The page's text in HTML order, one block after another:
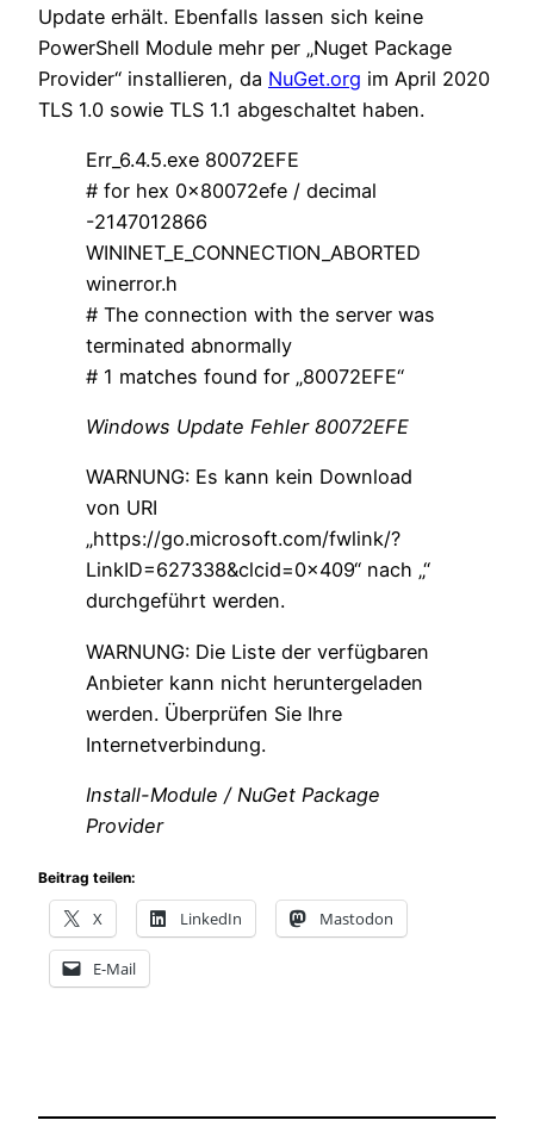
Update erhält. Ebenfalls lassen sich keine
PowerShell Module mehr per „Nuget Package
Provider“ installieren, da NuGet.org im April 2020
TLS 1.0 sowie TLS 1.1 abgeschaltet haben.
Err_6.4.5.exe 80072EFE
# for hex 0x80072efe / decimal
-2147012866
WININET_E_CONNECTION_ABORTED
winerror.h
# The connection with the server was
terminated abnormally
# 1 matches found for „80072EFE“
Windows Update Fehler 80072EFE
WARNUNG: Es kann kein Download
von URI
„https://go.microsoft.com/fwlink/?
LinkID=627338&clcid=0x409“ nach „“
durchgeführt werden.
WARNUNG: Die Liste der verfügbaren
Anbieter kann nicht heruntergeladen
werden. Überprüfen Sie Ihre
Internetverbindung.
Install-Module / NuGet Package
Provider
Beitrag teilen:
X LinkedIn Mastodon
E-Mail